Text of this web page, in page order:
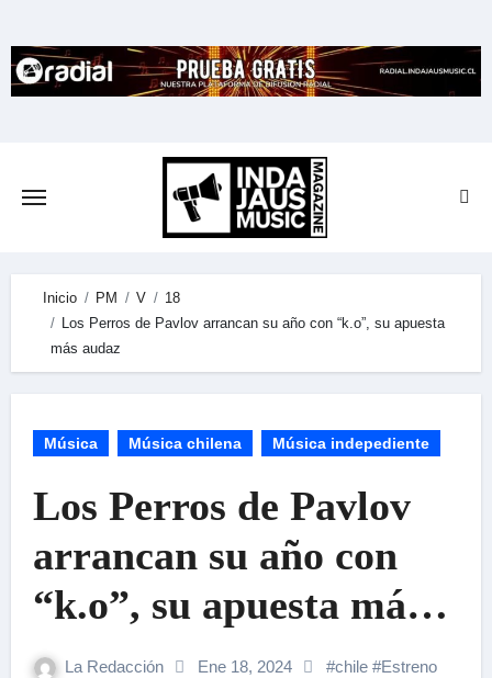
to
content
Inicio PM V
18
Los Perros de Pavlov arrancan su año con “k.o”, su apuesta
más audaz
Música Música chilena Música indepediente
Los Perros de Pavlov
arrancan su año con
“k.o”, su apuesta más
audaz
La Redacción Ene 18, 2024 #chile#Estreno